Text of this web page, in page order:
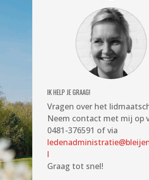
IK HELP JE GRAAG!
Vragen over het
Neem contact met mij op
0481-376591 of via
l
Graag tot snel!